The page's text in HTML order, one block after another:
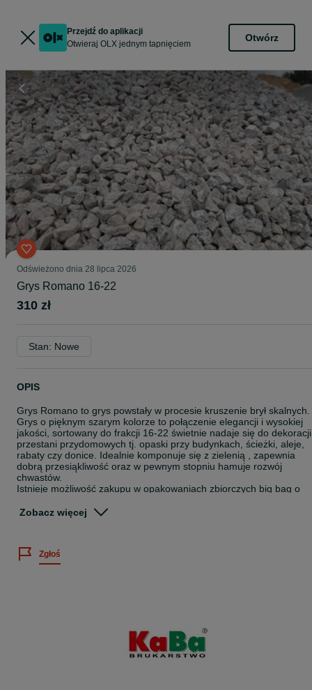
Przejdź do aplikacji
Otwieraj OLX jednym tapnięciem
Otwórz
Odświeżono dnia 28 lipca 2026
Grys Romano 16-22
310 zł
Stan: Nowe
OPIS
Grys Romano to grys powstały w procesie kruszenie brył skalnych.
Grys o pięknym szarym kolorze to połączenie elegancji i wysokiej
jakości, sortowany do frakcji 16-22 świetnie nadaje się do dekoracji
przestani przydomowych tj. opaski przy budynkach, ścieżki, aleje,
rabaty czy donice. Idealnie komponuje się z zielenią , zapewnia
dobrą przesiąkliwość oraz w pewnym stopniu hamuje rozwój
chwastów.
Istnieje możliwość zakupu w opakowaniach zbiorczych big bag o
CENA
kontakcie telefonicznym i zależy od wagi oraz odległości od
magazynów.
Zapraszamy do zapoznania się z pełną ofertą na naszych
Zobacz więcej
Zgłoś